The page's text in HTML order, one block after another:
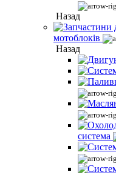
Назад
мотоблоків
Назад
система